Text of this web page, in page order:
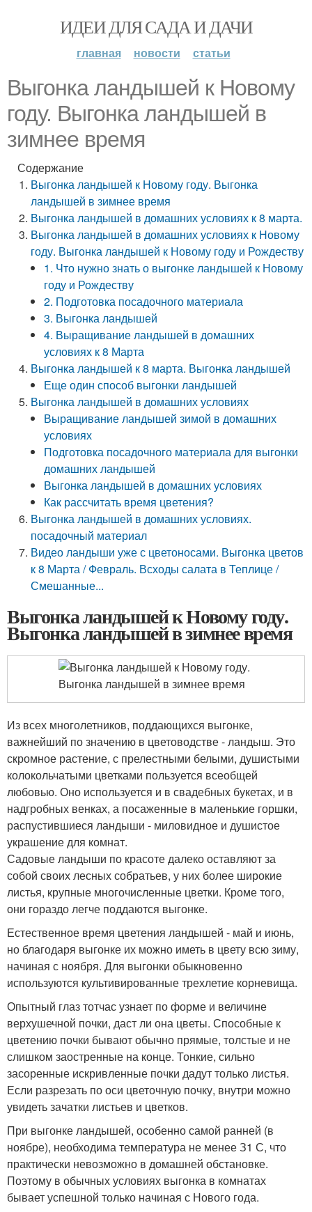
ИДЕИ ДЛЯ САДА И ДАЧИ
главная новости статьи
Выгонка ландышей к Новому
году. Выгонка ландышей в
зимнее время
Содержание
Выгонка ландышей к Новому году. Выгонка
ландышей в зимнее время
Выгонка ландышей в домашних условиях к 8 марта.
Выгонка ландышей в домашних условиях к Новому
году. Выгонка ландышей к Новому году и Рождеству
1. Что нужно знать о выгонке ландышей к Новому
году и Рождеству
2. Подготовка посадочного материала
3. Выгонка ландышей
4. Выращивание ландышей в домашних
условиях к 8 Марта
Выгонка ландышей к 8 марта. Выгонка ландышей
Еще один способ выгонки ландышей
Выгонка ландышей в домашних условиях
Выращивание ландышей зимой в домашних
условиях
Подготовка посадочного материала для выгонки
домашних ландышей
Выгонка ландышей в домашних условиях
Как рассчитать время цветения?
Выгонка ландышей в домашних условиях.
посадочный материал
Видео ландыши уже с цветоносами. Выгонка цветов
к 8 Марта / Февраль. Всходы салата в Теплице /
Смешанные...
Выгонка ландышей к Новому году.
Выгонка ландышей в зимнее время
Из всех многолетников, поддающихся выгонке,
важнейший по значению в цветоводстве - ландыш. Это
скромное растение, с прелестными белыми, душистыми
колокольчатыми цветками пользуется всеобщей
любовью. Оно используется и в свадебных букетах, и в
надгробных венках, а посаженные в маленькие горшки,
распустившиеся ландыши - миловидное и душистое
украшение для комнат.
Садовые ландыши по красоте далеко оставляют за
собой своих лесных собратьев, у них более широкие
листья, крупные многочисленные цветки. Кроме того,
они гораздо легче поддаются выгонке.
Естественное время цветения ландышей - май и июнь,
но благодаря выгонке их можно иметь в цвету всю зиму,
начиная с ноября. Для выгонки обыкновенно
используются культивированные трехлетие корневища.
Опытный глаз тотчас узнает по форме и величине
верхушечной почки, даст ли она цветы. Способные к
цветению почки бывают обычно прямые, толстые и не
слишком заостренные на конце. Тонкие, сильно
засоренные искривленные почки дадут только листья.
Если разрезать по оси цветочную почку, внутри можно
увидеть зачатки листьев и цветков.
При выгонке ландышей, особенно самой ранней (в
ноябре), необходима температура не менее З1 С, что
практически невозможно в домашней обстановке.
Поэтому в обычных условиях выгонка в комнатах
бывает успешной только начиная с Нового года.